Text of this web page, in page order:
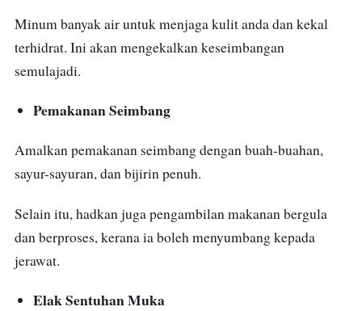
Minum banyak air untuk menjaga kulit anda dan kekal
terhidrat. Ini akan mengekalkan keseimbangan
semulajadi.
Pemakanan Seimbang
Amalkan pemakanan seimbang dengan buah-buahan,
sayur-sayuran, dan bijirin penuh.
Selain itu, hadkan juga pengambilan makanan bergula
dan berproses, kerana ia boleh menyumbang kepada
jerawat.
Elak Sentuhan Muka